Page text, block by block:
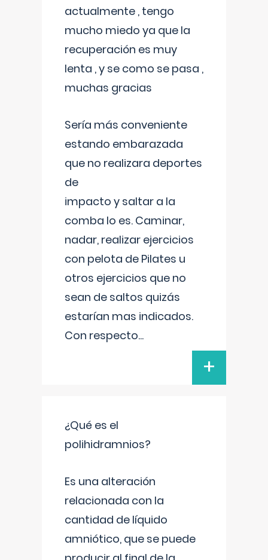
actualmente , tengo
mucho miedo ya que la
recuperación es muy
lenta , y se como se pasa ,
muchas gracias
Sería más conveniente
estando embarazada
que no realizara deportes
de
impacto y saltar a la
comba lo es. Caminar,
nadar, realizar ejercicios
con pelota de Pilates u
otros ejercicios que no
sean de saltos quizás
estarían mas indicados.
Con respecto...
+
¿Qué es el
polihidramnios?
Es una alteración
relacionada con la
cantidad de líquido
amniótico, que se puede